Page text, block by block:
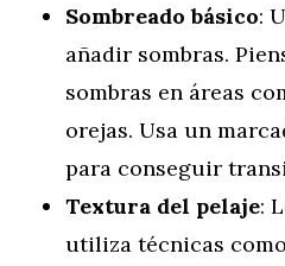
Sombreado básico:
añadir sombras.
sombras en áreas
orejas. Usa un
para conseguir
Textura del pelaje:
utiliza técnicas